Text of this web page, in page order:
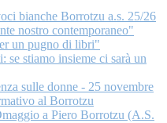
bianche Borrotzu a.s. 25/26
nostro contemporaneo"
un pugno di libri"
se stiamo insieme ci sarà un
sulle donne - 25 novembre
al Borrotzu
a Piero Borrotzu (A.S.